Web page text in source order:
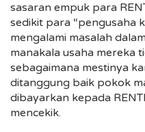
sasaran empuk para
sedikit para “pengusaha
mengalami masalah
manakala usaha mereka
sebagaimana mestinya
ditanggung baik pokok
dibayarkan kepada
mencekik.